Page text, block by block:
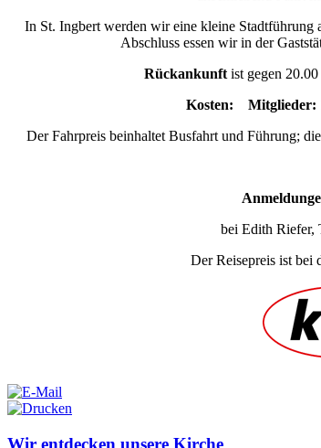
In St. Ingbert werden wir eine kleine
Abschluss essen wir in der
Rückankunftist gegen
Kosten:
Mitglieder:
Der Fahrpreis beinhaltet Busfahrt und Führung;
bei Edith Riefer,
Der Reisepreis ist bei
Wir entdecken unsere Kirche